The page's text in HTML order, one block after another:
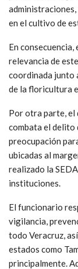
en el cultivo de
En
relevancia de
coordinada junto
de la floricultura
Por otra parte, el
combata el delito
preocupación
ubicadas al
realizado la
instituciones.
El funcionario
vigilancia,
todo Veracruz,
estados como
principalmente.